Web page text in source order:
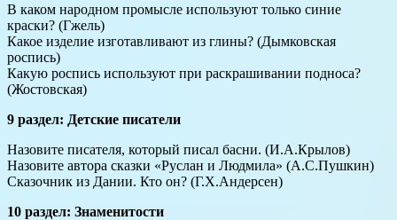
В каком народном промысле используют только синие
краски? (Гжель)
Какое изделие изготавливают из глины? (Дымковская
роспись)
Какую роспись используют при раскрашивании подноса?
(Жостовская)
9 раздел: Детские писатели
Назовите писателя, который писал басни. (И.А.Крылов)
Назовите автора сказки «Руслан и Людмила» (А.С.Пушкин)
Сказочник из Дании. Кто он? (Г.Х.Андерсен)
10 раздел: Знаменитости